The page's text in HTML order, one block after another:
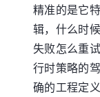
精准的是它
辑，什么时
失败怎么重
行时策略的
确的工程定